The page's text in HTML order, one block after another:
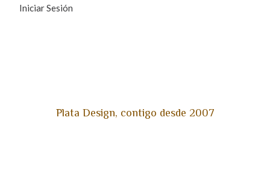
Iniciar Sesión
Plata Design, contigo desde 2007